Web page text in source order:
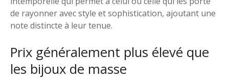
de rayonner avec style et sophistication, ajoutant une
note distincte à leur tenue.
Prix généralement plus élevé que
les bijoux de masse